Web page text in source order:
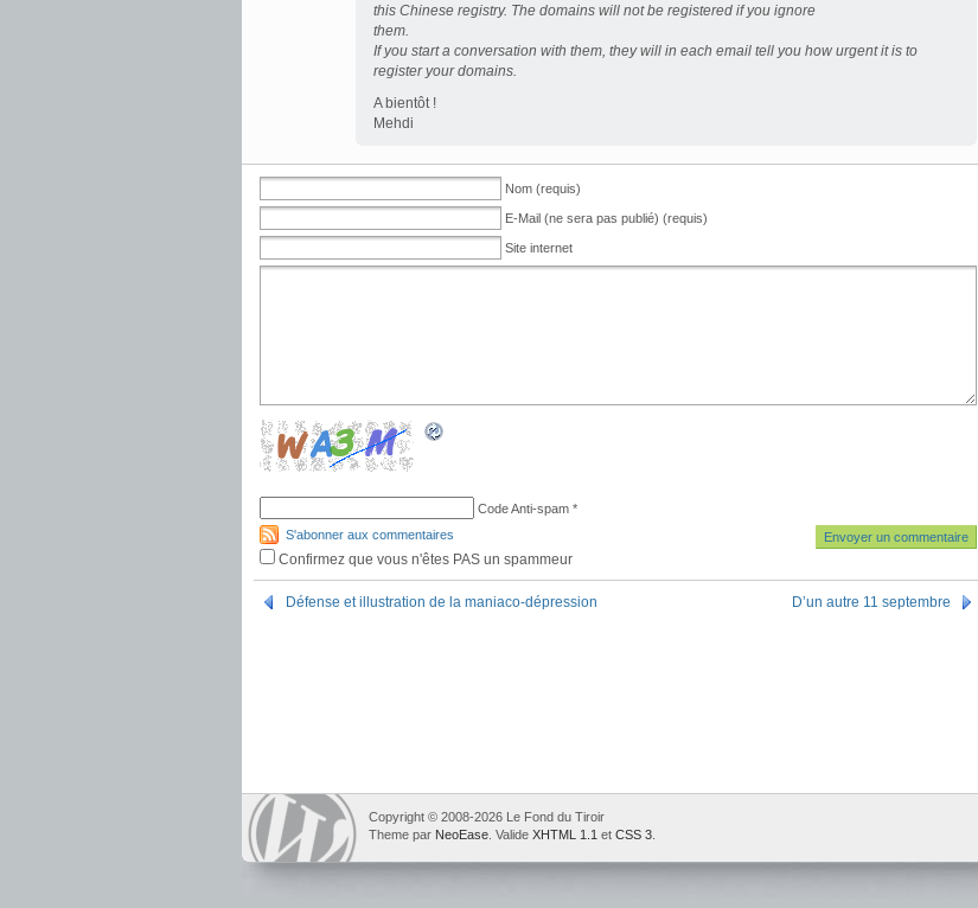
this Chinese registry. The domains will not be registered if you ignore
them.
If you start a conversation with them, they will in each email tell you how urgent it is to
register your domains.
A bientôt !
Mehdi
Nom (requis)
E-Mail (ne sera pas publié) (requis)
Site internet
Code Anti-spam *
S'abonner aux commentaires
Confirmez que vous n'êtes PAS un spammeur
Défense et illustration de la maniaco-dépression D’un autre 11 septembre
Copyright © 2008-2026 Le Fond du Tiroir
Theme par NeoEase . Valide XHTML 1.1 et CSS 3